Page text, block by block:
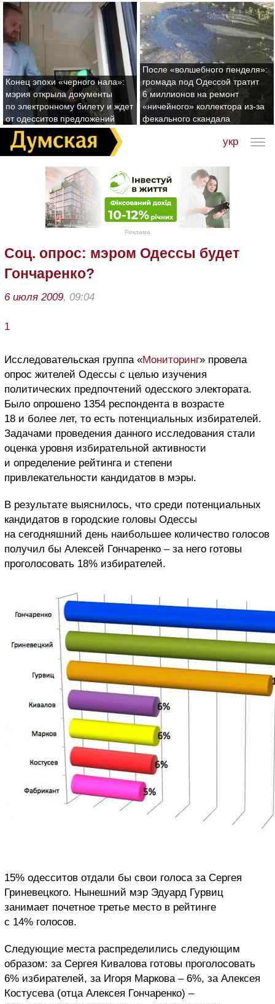
Конец эпохи «черного нала»:
мэрия открыла документы
по электронному билету и ждет
от одесситов предложений
После «волшебного пенделя»:
громада под Одессой тратит
6 миллионов на ремонт
«ничейного» коллектора из-за
фекального скандала
укр
Реклама
Соц. опрос: мэром Одессы будет
Гончаренко?
6 июля 2009, 09:04
1
Исследовательская группа «Мониторинг» провела
опрос жителей Одессы с целью изучения
политических предпочтений одесского электората.
Было опрошено 1354 респондента в возрасте
18 и более лет, то есть потенциальных избирателей.
Задачами проведения данного исследования стали
оценка уровня избирательной активности
и определение рейтинга и степени
привлекательности кандидатов в мэры.
В результате выяснилось, что среди потенциальных
кандидатов в городские головы Одессы
на сегодняшний день наибольшее количество голосов
получил бы Алексей Гончаренко – за него готовы
проголосовать 18% избирателей.
15% одесситов отдали бы свои голоса за Сергея
Гриневецкого. Нынешний мэр Эдуард Гурвиц
занимает почетное третье место в рейтинге
с 14% голосов.
Следующие места распределились следующим
образом: за Сергея Кивалова готовы проголосовать
6% избирателей, за Игоря Маркова – 6%, за Алексея
Костусева (отца Алексея Гончаренко) –